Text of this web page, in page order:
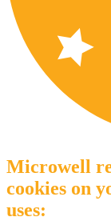
Microwell
cookies on
uses: